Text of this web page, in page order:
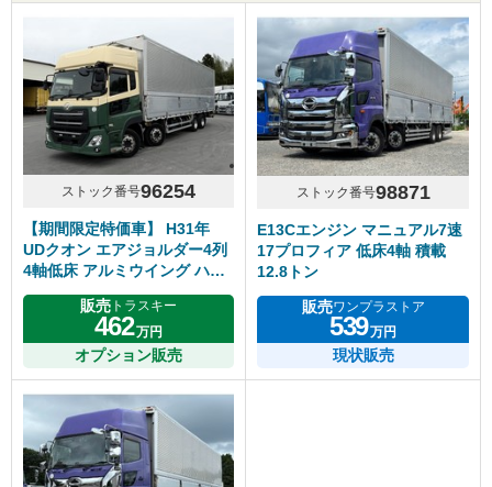
ストック番号96254
【期間限定特価車】 H31年
UDクオン エアジョルダー4列
4軸低床 アルミウイング ハイ
ルーフ リアエアサス アルミホ
イール エスコット
販売 トラスキー
462万円
オプション販売
ストック番号98871
E13Cエンジン マニュアル7速
17プロフィア 低床4軸 積載
12.8トン
販売ワンプラストア
539万円
現状販売